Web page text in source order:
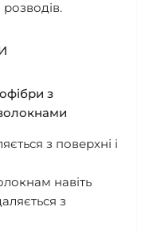
з
з поверхні і
навіть
з